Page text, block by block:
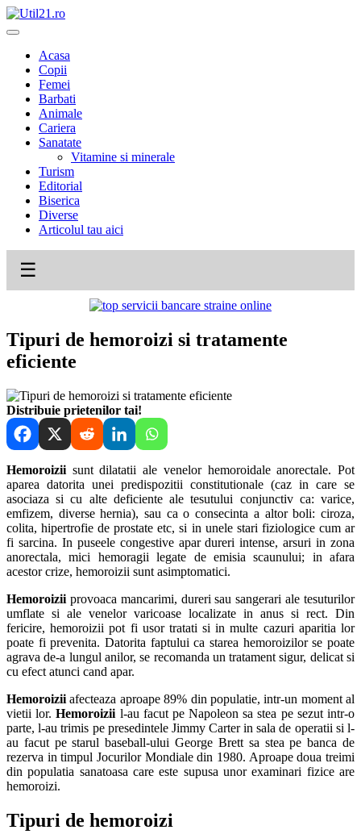
Skip
to
Acasa
Copii
Femei
Barbati
Animale
Cariera
Sanatate
Vitamine si minerale
Turism
Editorial
Biserica
Diverse
Articolul tau aici
☰
Tipuri de hemoroizi si tratamente
eficiente
Distribuie prietenilor tai!
Hemoroizii sunt dilatatii ale venelor hemoroidale anorectale. Pot
aparea datorita unei predispozitii constitutionale (caz in care se
asociaza si cu alte deficiente ale tesutului conjunctiv ca: varice,
emfizem, diverse hernia), sau ca o consecinta a altor boli: ciroza,
colita, hipertrofie de prostate etc, si in unele stari fiziologice cum ar
fi sarcina. In puseele congestive apar dureri intense, arsuri in zona
anorectala, mici hemoragii legate de emisia scaunului; in afara
acestor crize, hemoroizii sunt asimptomatici.
Hemoroizii provoaca mancarimi, dureri sau sangerari ale tesuturilor
umflate si ale venelor varicoase localizate in anus si rect. Din
fericire, hemoroizii pot fi usor tratati si in multe cazuri aparitia lor
poate fi prevenita. Datorita faptului ca starea hemoroizilor se poate
agrava de-a lungul anilor, se recomanda un tratament sigur, delicat si
cu efect atunci cand apar.
Hemoroizii afecteaza aproape 89% din populatie, intr-un moment al
vietii lor.Hemoroizii l-au facut pe Napoleon sa stea pe sezut intr-o
parte, l-au trimis pe presedintele Jimmy Carter in sala de operatii si l-
au facut pe starul baseball-ului George Brett sa stea pe banca de
rezerva in timpul Jocurilor Mondiale din 1980. Aproape doua treimi
din populatia sanatoasa care este supusa unor examinari fizice are
hemoroizi.
Tipuri de hemoroizi